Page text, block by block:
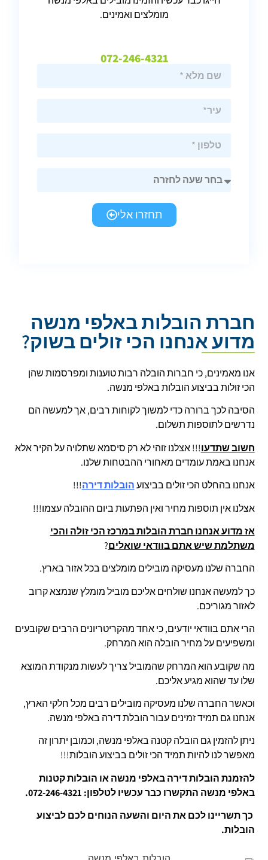
חברת הובלות באלפי מנשה
מדוע אנחנו הכי זולים בשוק?
אנו מאמינים, כי חברות הובלה רבות טוענות ומפרסמות שהן
הכי זולות בביצוע הובלות באלפי מנשה.
הסיבה לכך ברורה כדי למשוך לקוחות רבים, אך למעשה הם
נדרשים לתוספות תשלום.
חשוב שתדעו!!! אצלנו זוהי לא רק סיסמא שתלויה על הקיר אלא
אנחנו באמת עומדים מאחורי ההבטחות שלנו.
אנחנו בהחלט הכי זולים בביצועהובלות דירה!!!
אצלנו אין תוספות מחיר ואין הפתעות ביום ההובלה עצמו!!!
אז מדוע אנחנו חברת הובלות במרכז הכי זולה והכי
משתלמת שיש אתם בוודאי שואלים?
החברה שלנו מעסיקה מובילים מומלצים בכל אזור בארץ.
כך למעשה אנחנו שולחים אליכם מוביל מומלץ שנמצא קרוב
לאזור מגוריכם.
הרי אתם בוודאי יודעים, כי אחד מהקריטריונים הרבים שקובעים
ומשפיעים על מחיר הובלה הוא המרחק.
מה שקובע הוא המרחק שהמוביל צריך לעשות מנקודת המוצא
שלו עד שהוא מגיע אליכם.
וכאשר החברה שלנו מעסיקה מובילים רבים מכל חלקי הארץ,
אנחנו גם תמיד זמינים עבור הובלת דירה באלפי מנשה.
ניתן להזמין גם הובלה קטנה באלפי מנשה, וכמובן יתרון זה
מאפשר לנו להיות תמיד הכי זולים בביצוע הובלות!!!
להזמנת הובלות דירה באלפי מנשה או הובלות קטנות
באלפי מנשה התקשרו כבר עכשיו לטלפון: 072-246-4321.
כך תשריינו לכם את היום והשעה הנוחים לכם לביצוע
הובלות.
מומלצים ואמינים.
072-246-4321
תחזרו אלי